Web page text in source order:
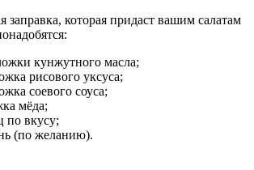
заправка, которая придаст вашим салатам
кунжутного масла;
рисового уксуса;
соевого соуса;
мёда;
по вкусу;
(по желанию).